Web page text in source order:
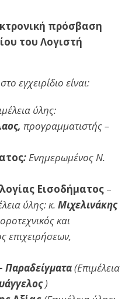
πρόσβαση
του Λογιστή
εγχειρίδιο είναι:
ύλης:
προγραμματιστής –
:Ενημερωμένος Ν.
Εισοδήματος –
ύλης: κ. Μιχελινάκης
και
επιχειρήσεων,
Παραδείγματα(Επιμέλεια
)